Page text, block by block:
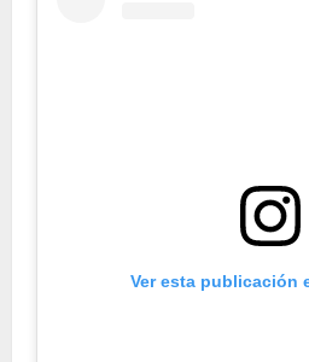
Ver esta publicación